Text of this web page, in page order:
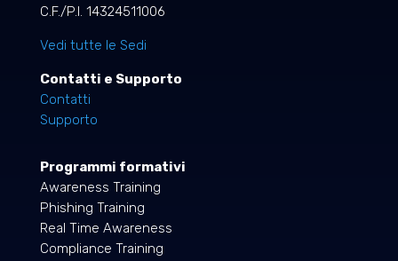
C.F./P.I. 14324511006
Vedi tutte le Sedi
Contatti e Supporto
Contatti
Supporto
Programmi formativi
Awareness Training
Phishing Training
Real Time Awareness
Compliance Training